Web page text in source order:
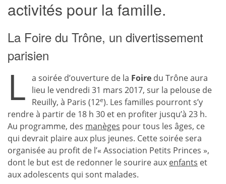
activités pour la famille.
La Foire du Trône, un divertissement
parisien
L a soirée d’ouverture de la Foire du Trône aura
lieu le vendredi 31 mars 2017, sur la pelouse de
Reuilly, à Paris (12e). Les familles pourront s’y
rendre à partir de 18 h 30 et en profiter jusqu’à 23 h.
Au programme, des manèges pour tous les âges, ce
qui devrait plaire aux plus jeunes. Cette soirée sera
organisée au profit de l’« Association Petits Princes »,
dont le but est de redonner le sourire aux enfants et
aux adolescents qui sont malades.